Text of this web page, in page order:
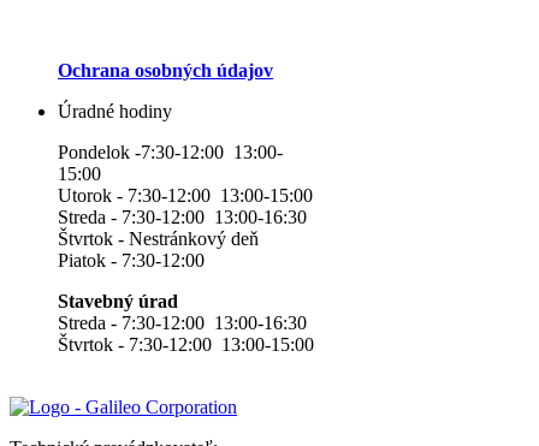
Ochrana osobných údajov
Úradné hodiny
Pondelok -7:30-12:00 13:00-
15:00
Utorok - 7:30-12:00 13:00-15:00
Streda - 7:30-12:00 13:00-16:30
Štvrtok - Nestránkový deň
Piatok - 7:30-12:00
Stavebný úrad
Streda - 7:30-12:00 13:00-16:30
Štvrtok - 7:30-12:00 13:00-15:00